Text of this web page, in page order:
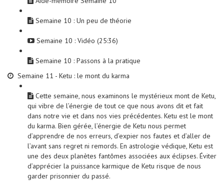
Semaine 10 : Un peu de théorie
Semaine 10 : Vidéo (25:36)
Semaine 10 : Passons à la pratique
Semaine 11 - Ketu : le mont du karma
Cette semaine, nous examinons le mystérieux mont de Ketu,
qui vibre de l’énergie de tout ce que nous avons dit et fait
dans notre vie et dans nos vies précédentes. Ketu est le mont
du karma. Bien gérée, l’énergie de Ketu nous permet
d’apprendre de nos erreurs, d’expier nos fautes et d’aller de
l’avant sans regret ni remords. En astrologie védique, Ketu est
une des deux planètes fantômes associées aux éclipses. Éviter
d’apprécier la puissance karmique de Ketu risque de nous
garder prisonnier du passé.